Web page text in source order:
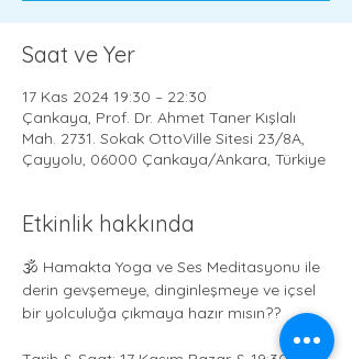
Saat ve Yer
17 Kas 2024 19:30 – 22:30
Çankaya, Prof. Dr. Ahmet Taner Kışlalı
Mah. 2731. Sokak OttoVille Sitesi 23/8A,
Çayyolu, 06000 Çankaya/Ankara, Türkiye
Etkinlik hakkında
🕉 Hamakta Yoga ve Ses Meditasyonu ile
derin gevşemeye, dinginleşmeye ve içsel
bir yolculuğa çıkmaya hazır mısın??